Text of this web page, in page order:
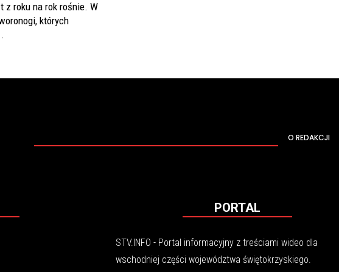
z roku na rok rośnie. W
których
O REDAKCJI
PORTAL
STV.INFO - Portal informacyjny z treściami wideo dla
wschodniej części województwa świętokrzyskiego.